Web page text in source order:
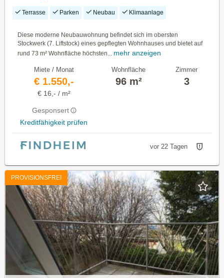
Terrasse Parken Neubau Klimaanlage
Diese moderne Neubauwohnung befindet sich im obersten
Stockwerk (7. Liftstock) eines gepflegten Wohnhauses und bietet auf
rund 73 m² Wohnfläche höchsten...
mehr anzeigen
Miete / Monat
€ 1.550,-
€ 16,- / m²
Gesponsert
Kreditfähigkeit prüfen
Wohnfläche
96 m²
Zimmer
3
vor 22 Tagen
PROVISIONSFREI